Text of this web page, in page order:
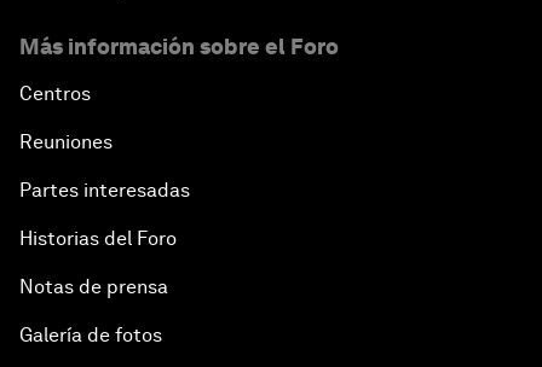
Más información sobre el Foro
Centros
Reuniones
Partes interesadas
Historias del Foro
Notas de prensa
Galería de fotos